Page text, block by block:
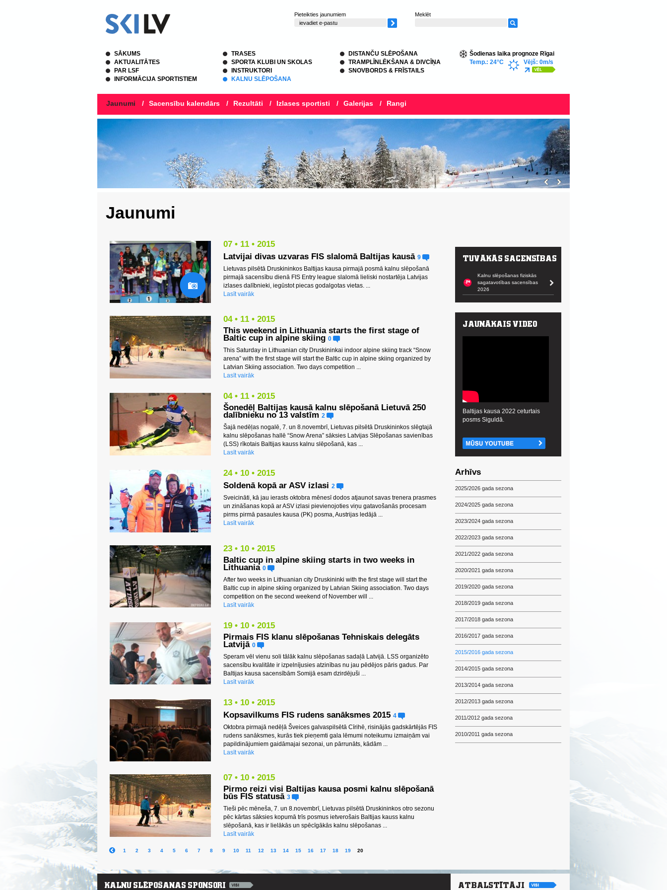
Pieteikties jaunumiem Meklēt
SĀKUMS
AKTUALITĀTES
PAR LSF
INFORMĀCIJA SPORTISTIEM
TRASES
SPORTA KLUBI UN SKOLAS
INSTRUKTORI
KALNU SLĒPOŠANA
DISTANČU SLĒPOŠANA
TRAMPLĪNLĒKŠANA & DIVCĪŅA
SNOVBORDS & FRĪSTAILS
Šodienas laika prognoze Rīgai
Temp.: 24°C
Vējš: 0m/s
Jaunumi / Sacensību kalendārs / Rezultāti / Izlases sportisti / Galerijas / Rangi
Jaunumi
07 • 11 • 2015
Latvijai divas uzvaras FIS slalomā Baltijas kausā 9
Lietuvas pilsētā Druskininkos Baltijas kausa pirmajā posmā kalnu slēpošanā
pirmajā sacensību dienā FIS Entry league slalomā lieliski nostartēja Latvijas
izlases dalībnieki, iegūstot piecas godalgotas vietas. ...
Lasīt vairāk
04 • 11 • 2015
This weekend in Lithuania starts the first stage of
Baltic cup in alpine skiing 0
This Saturday in Lithuanian city Druskininkai indoor alpine skiing track “Snow
arena” with the first stage will start the Baltic cup in alpine skiing organized by
Latvian Skiing association. Two days competition ...
Lasīt vairāk
04 • 11 • 2015
Šonedēļ Baltijas kausā kalnu slēpošanā Lietuvā 250
dalībnieku no 13 valstīm 2
Šajā nedēļas nogalē, 7. un 8.novembrī, Lietuvas pilsētā Druskininkos slēgtajā
kalnu slēpošanas hallē “Snow Arena” sāksies Latvijas Slēpošanas savienības
(LSS) rīkotais Baltijas kauss kalnu slēpošanā, kas ...
Lasīt vairāk
24 • 10 • 2015
Soldenā kopā ar ASV izlasi 2
Sveicināti, kā jau ierasts oktobra mēnesī dodos atjaunot savas trenera prasmes
un zināšanas kopā ar ASV izlasi pievienojoties viņu gatavošanās procesam
pirms pirmā pasaules kausa (PK) posma, Austrijas ledājā ...
Lasīt vairāk
23 • 10 • 2015
Baltic cup in alpine skiing starts in two weeks in
Lithuania 0
After two weeks in Lithuanian city Druskininki with the first stage will start the
Baltic cup in alpine skiing organized by Latvian Skiing association. Two days
competition on the second weekend of November will ...
Lasīt vairāk
19 • 10 • 2015
Pirmais FIS klanu slēpošanas Tehniskais delegāts
Latvijā 0
Speram vēl vienu soli tālāk kalnu slēpošanas sadaļā Latvijā. LSS organizēto
sacensību kvalitāte ir izpelnījusies atzinības nu jau pēdējos pāris gadus. Par
Baltijas kausa sacensībām Somijā esam dzirdējuši ...
Lasīt vairāk
13 • 10 • 2015
Kopsavilkums FIS rudens sanāksmes 2015 4
Oktobra pirmajā nedēļā Šveices galvaspilsētā Cīrihē, risinājās gadskārtējās FIS
rudens sanāksmes, kurās tiek pieņemti gala lēmumi noteikumu izmaiņām vai
papildinājumiem gaidāmajai sezonai, un pārrunāts, kādām ...
Lasīt vairāk
07 • 10 • 2015
Pirmo reizi visi Baltijas kausa posmi kalnu slēpošanā
būs FIS statusā 3
Tieši pēc mēneša, 7. un 8.novembrī, Lietuvas pilsētā Druskininkos otro sezonu
pēc kārtas sāksies kopumā trīs posmus ietverošais Baltijas kauss kalnu
slēpošanā, kas ir lielākās un spēcīgākās kalnu slēpošanas ...
Lasīt vairāk
1 2 3 4 5 6 7 8 9 10 11 12 13 14 15 16 17 18 19 20
Kalnu slēpošanas fiziskās
sagatavotības sacensības
2026
Baltijas kausa 2022 ceturtais
posms Siguldā.
Arhīvs
2025/2026 gada sezona
2024/2025 gada sezona
2023/2024 gada sezona
2022/2023 gada sezona
2021/2022 gada sezona
2020/2021 gada sezona
2019/2020 gada sezona
2018/2019 gada sezona
2017/2018 gada sezona
2016/2017 gada sezona
2015/2016 gada sezona
2014/2015 gada sezona
2013/2014 gada sezona
2012/2013 gada sezona
2011/2012 gada sezona
2010/2011 gada sezona